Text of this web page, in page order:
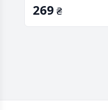
269 ₴
Footer